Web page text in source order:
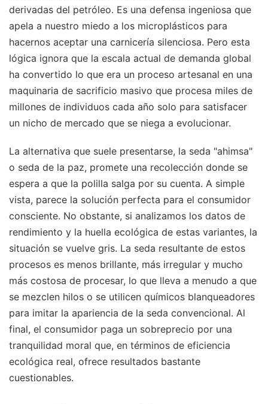
derivadas del petróleo. Es una defensa ingeniosa que
apela a nuestro miedo a los microplásticos para
hacernos aceptar una carnicería silenciosa. Pero esta
lógica ignora que la escala actual de demanda global
ha convertido lo que era un proceso artesanal en una
maquinaria de sacrificio masivo que procesa miles de
millones de individuos cada año solo para satisfacer
un nicho de mercado que se niega a evolucionar.
La alternativa que suele presentarse, la seda "ahimsa"
o seda de la paz, promete una recolección donde se
espera a que la polilla salga por su cuenta. A simple
vista, parece la solución perfecta para el consumidor
consciente. No obstante, si analizamos los datos de
rendimiento y la huella ecológica de estas variantes, la
situación se vuelve gris. La seda resultante de estos
procesos es menos brillante, más irregular y mucho
más costosa de procesar, lo que lleva a menudo a que
se mezclen hilos o se utilicen químicos blanqueadores
para imitar la apariencia de la seda convencional. Al
final, el consumidor paga un sobreprecio por una
tranquilidad moral que, en términos de eficiencia
ecológica real, ofrece resultados bastante
cuestionables.